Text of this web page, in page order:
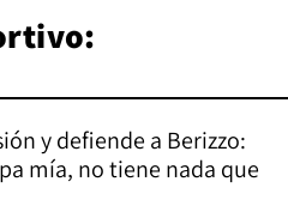
y defiende a Berizzo:
mía, no tiene nada que